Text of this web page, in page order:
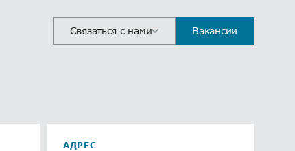
Связаться с нами Вакансии
АДРЕС